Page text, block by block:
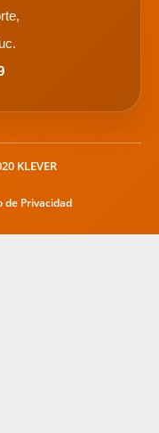
KLEVER
de Privacidad